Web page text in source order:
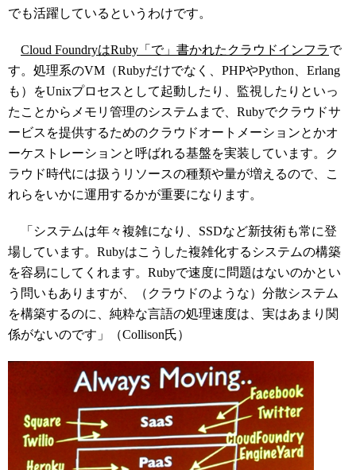
でも活躍しているというわけです。
Cloud FoundryはRuby「で」書かれたクラウドインフラで
す。処理系のVM（Rubyだけでなく、PHPやPython、Erlang
も）をUnixプロセスとして起動したり、監視したりといっ
たことからメモリ管理のシステムまで、Rubyでクラウドサ
ービスを提供するためのクラウドオートメーションとかオ
ーケストレーションと呼ばれる基盤を実装しています。ク
ラウド時代には扱うリソースの種類や量が増えるので、こ
れらをいかに運用するかが重要になります。
「システムは年々複雑になり、SSDなど新技術も常に登
場しています。Rubyはこうした複雑化するシステムの構築
を容易にしてくれます。Rubyで速度に問題はないのかとい
う問いもありますが、（クラウドのような）分散システム
を構築するのに、純粋な言語の処理速度は、実はあまり関
係がないのです」（Collison氏）